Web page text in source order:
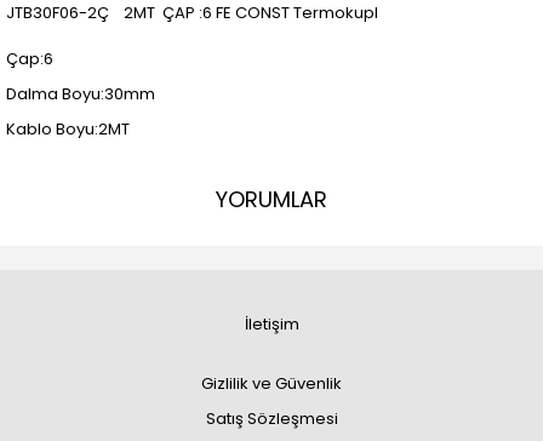
JTB30F06-2Ç 2MT ÇAP :6 FE CONST Termokupl
Çap:6
Dalma Boyu:30mm
Kablo Boyu:2MT
YORUMLAR
İletişim
Gizlilik ve Güvenlik
Satış Sözleşmesi